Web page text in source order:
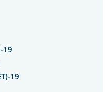
19
19